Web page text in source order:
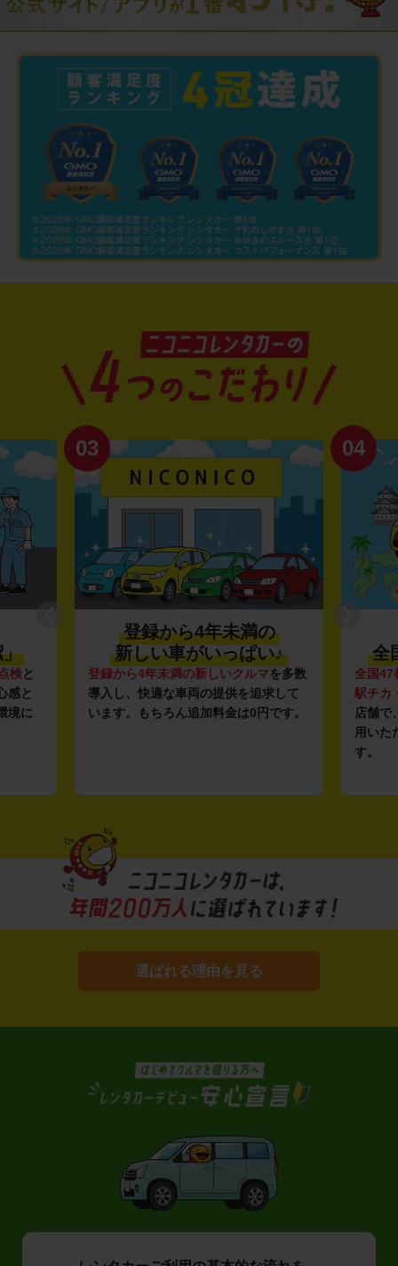
」
検と
感と
境に
03
登録から4年未満の
新しい車がいっぱい♪
登録から4年未満の新しいクルマを多数
導入し、快適な車両の提供を追求して
います。もちろん追加料金は0円です。
04
全
全国47
駅チカ
店舗で
用いた
す。
選ばれる理由を見る